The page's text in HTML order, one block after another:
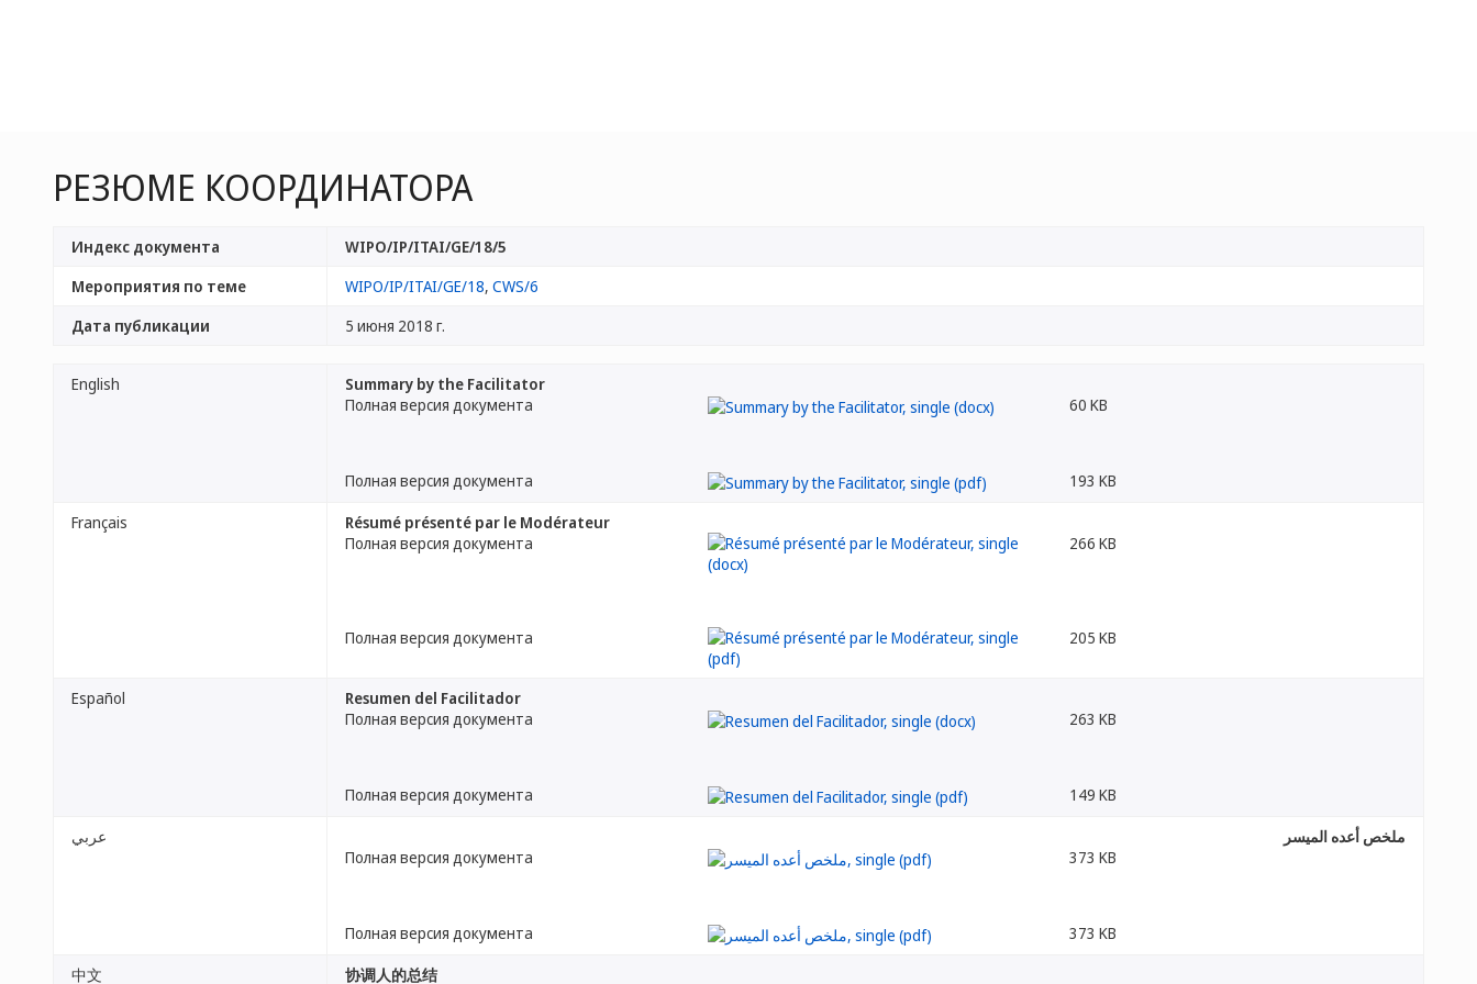
РЕЗЮМЕ КООРДИНАТОРА
Индекс документа
WIPO/IP/ITAI/GE/18/5
Мероприятия по теме
WIPO/IP/ITAI/GE/18, CWS/6
Дата публикации
5 июня 2018 г.
English
Summary by the Facilitator
Полная версия документа
60 KB
Полная версия документа 193 KB
Français
Résumé présenté par le Modérateur
Полная версия документа
266 KB
Полная версия документа 205 KB
Español
Resumen del Facilitador
Полная версия документа
263 KB
Полная версия документа 149 KB
عربي
ملخص أعده الميسر
Полная версия документа
373 KB
Полная версия документа 373 KB
中文 协调人的总结